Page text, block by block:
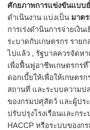
ศักยภาพการแข่งขันแบบ
ดำเนินงาน แบ่งเป็น มาต
การเร่งดำนินการจ่ายเงิน
ระบาดกับเกษตรกร รายก
ไปแล้ว , รัฐบาลควรจัดห
เพื่อฟื้นฟูอาชีพเกษตรกร
ดอกเบี้ยให้เพื่อให้เกษตร
สถานที่ และระบบความป
ของกรมปศุสัตว์ และผู้ปร
ปรับปรุงโรงเรือนและกร
HACCP หรือระบบของก